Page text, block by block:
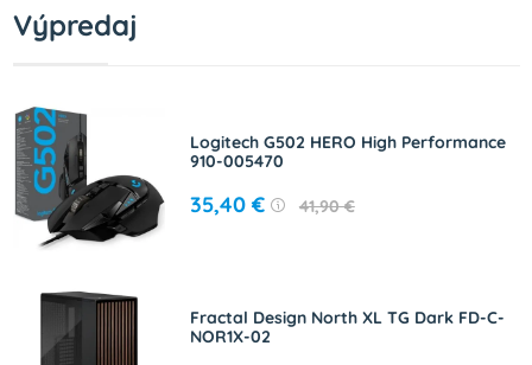
Výpredaj
Logitech G502 HERO High Performance
910-005470
35,40 € 41,90 €
Fractal Design North XL TG Dark FD-C-
NOR1X-02